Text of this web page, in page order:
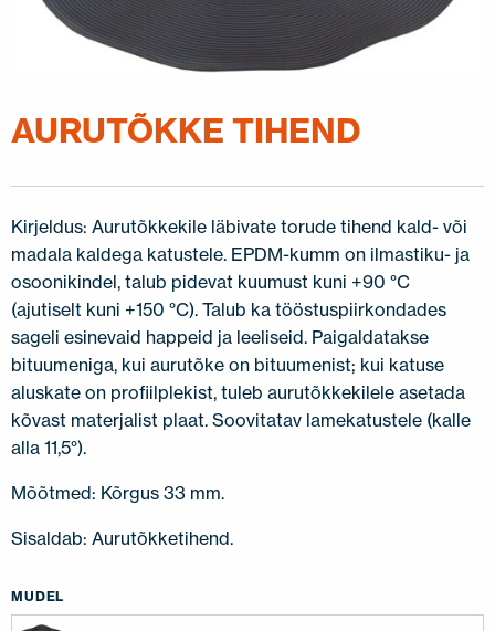
AURUTÕKKE TIHEND
Kirjeldus: Aurutõkkekile läbivate torude tihend kald- või
madala kaldega katustele. EPDM-kumm on ilmastiku- ja
osoonikindel, talub pidevat kuumust kuni +90 °C
(ajutiselt kuni +150 °C). Talub ka tööstuspiirkondades
sageli esinevaid happeid ja leeliseid. Paigaldatakse
bituumeniga, kui aurutõke on bituumenist; kui katuse
aluskate on profiilplekist, tuleb aurutõkkekilele asetada
kõvast materjalist plaat. Soovitatav lamekatustele (kalle
alla 11,5°).
Mõõtmed: Kõrgus 33 mm.
Sisaldab: Aurutõkketihend.
MUDEL